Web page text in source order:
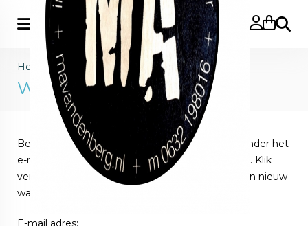
Home>Account > Wachtwoord vergeten
Wachtwoord vergeten?
Bent u uw wachtwoord vergeten? Vul dan hieronder het
e-mail adres in wat aan uw account gekoppeld is. Klik
vervolgens op
Verderen u ontvangt van ons een nieuw
wachtwoord.
E-mail adres: